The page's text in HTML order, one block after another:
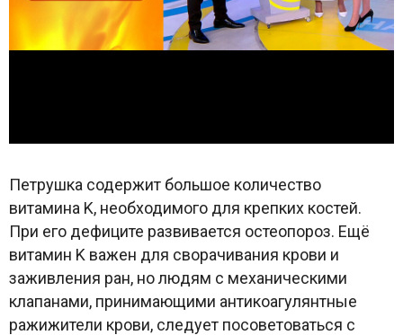
Петрушка содержит большое количество
витамина K, необходимого для крепких костей.
При его дефиците развивается остеопороз. Ещё
витамин K важен для сворачивания крови и
заживления ран, но людям с механическими
клапанами, принимающими антикоагулянтные
ражижители крови, следует посоветоваться с